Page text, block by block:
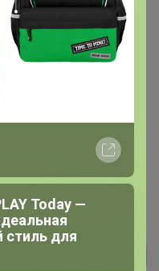
Today —
стиль для